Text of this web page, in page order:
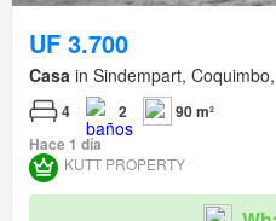
UF 3.700
Casa in Sindempart,
4 2
90 m²
Hace 1 día
KUTT PROPERTY